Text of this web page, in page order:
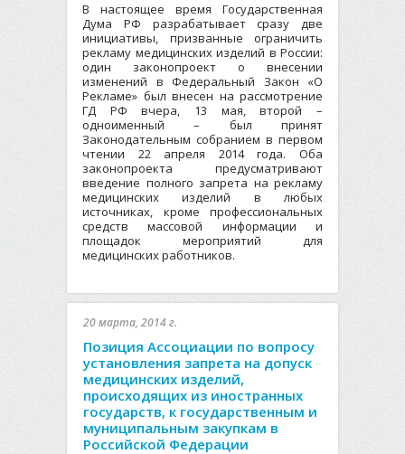
В настоящее время Государственная
Дума РФ разрабатывает сразу две
инициативы, призванные ограничить
рекламу медицинских изделий в России:
один законопроект о внесении
изменений в Федеральный Закон «О
Рекламе» был внесен на рассмотрение
ГД РФ вчера, 13 мая, второй –
одноименный – был принят
Законодательным собранием в первом
чтении 22 апреля 2014 года. Оба
законопроекта предусматривают
введение полного запрета на рекламу
медицинских изделий в любых
источниках, кроме профессиональных
средств массовой информации и
площадок мероприятий для
медицинских работников.
20 марта, 2014 г.
Позиция Ассоциации по вопросу
установления запрета на допуск
медицинских изделий,
происходящих из иностранных
государств, к государственным и
муниципальным закупкам в
Российской Федерации